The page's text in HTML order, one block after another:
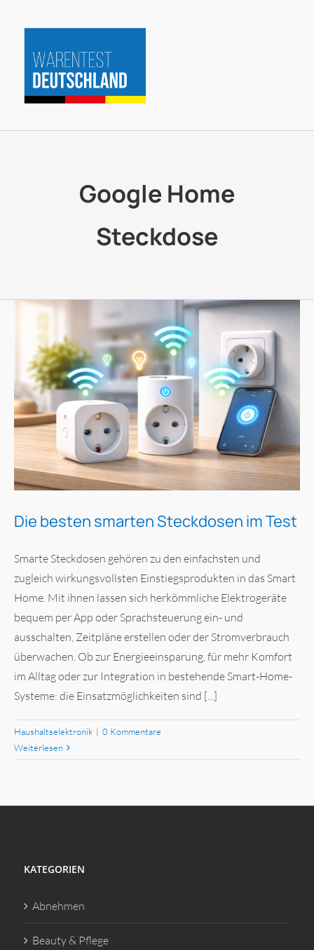
Inhalt
springen
Google Home
Steckdose
Die besten smarten Steckdosen im Test
Smarte Steckdosen gehören zu den einfachsten und
zugleich wirkungsvollsten Einstiegsprodukten in das Smart
Home. Mit ihnen lassen sich herkömmliche Elektrogeräte
bequem per App oder Sprachsteuerung ein- und
ausschalten, Zeitpläne erstellen oder der Stromverbrauch
überwachen. Ob zur Energieeinsparung, für mehr Komfort
im Alltag oder zur Integration in bestehende Smart-Home-
Systeme: die Einsatzmöglichkeiten sind [...]
Haushaltselektronik | 0 Kommentare
Weiterlesen
KATEGORIEN
Abnehmen
Beauty & Pflege